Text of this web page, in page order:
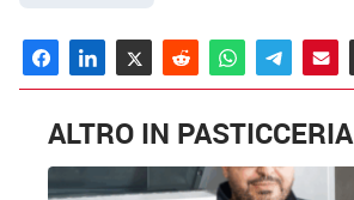
ALTRO IN PASTICCERIA